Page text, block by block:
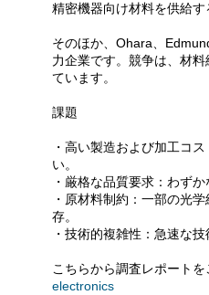
精密機器向け材料を供給す
そのほか、Ohara、
力企業です。競争は、材
ています。
課題
・高い製造および加工コ
い。
・厳格な品質要求：わず
・原材料制約：一部の光
存。
・技術的複雑性：急速な
こちらから調査レポートを
electronics